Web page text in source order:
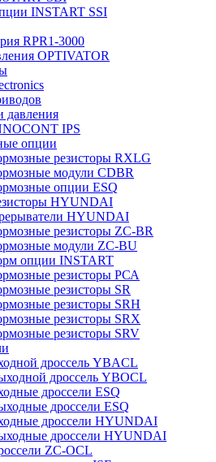
INSTART SSI
RPR1-3000
OPTIVATOR
давления
IPS
опции
резисторы RXLG
модули CDBR
опции ESQ
HYUNDAI
HYUNDAI
резисторы ZC-BR
модули ZC-BU
опции INSTART
резисторы РСА
резисторы SR
резисторы SRH
резисторы SRX
резисторы SRV
дроссель YBACL
дроссель YBOCL
дроссели ESQ
дроссели ESQ
дроссели HYUNDAI
дроссели HYUNDAI
ZC-OCL